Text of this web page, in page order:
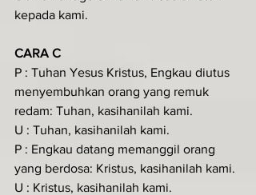
kepada kami.
CARA C
P : Tuhan Yesus Kristus, Engkau diutus
menyembuhkan orang yang remuk
redam: Tuhan, kasihanilah kami.
U : Tuhan, kasihanilah kami.
P : Engkau datang memanggil orang
yang berdosa: Kristus, kasihanilah kami.
U : Kristus, kasihanilah kami.